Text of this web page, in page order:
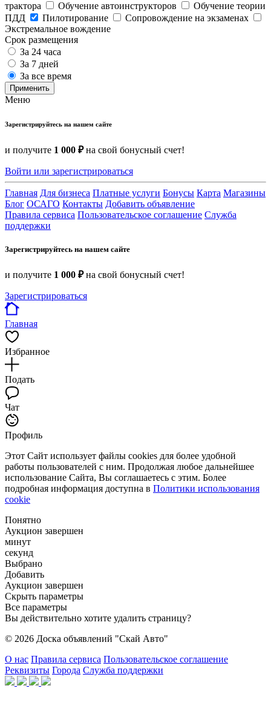
трактора Обучение автоинструкторов
Обучение теории
ПДД
Пилотирование
Сопровождение на экзаменах
Экстремальное вождение
Срок размещения
За 24 часа
За 7 дней
За все время
Применить
Меню
Зарегистрируйтесь на нашем сайте
и получите 1 000 ₽на свой бонусный счет!
Войти или зарегистрироваться
Главная Для бизнеса Платные услуги Бонусы Карта Магазины
Блог ОСАГО Контакты Добавить объявление
Правила сервиса Пользовательское соглашение Служба
поддержки
Зарегистрируйтесь на нашем сайте
и получите 1 000 ₽на свой бонусный счет!
Зарегистрироваться
Главная
Избранное
Подать
Чат
Профиль
Этот Сайт использует файлы cookies для более удобной
работы пользователей с ним. Продолжая любое дальнейшее
использование Сайта, Вы соглашаетесь с этим. Более
подробная информация доступна в Политики использования
cookie
Понятно
Аукцион завершен
минут
секунд
Выбрано
Добавить
Аукцион завершен
Скрыть параметры
Все параметры
Вы действительно хотите удалить страницу?
© 2026 Доска объявлений "Скай Авто"
О нас Правила сервиса Пользовательское соглашение
Реквизиты Города Служба поддержки